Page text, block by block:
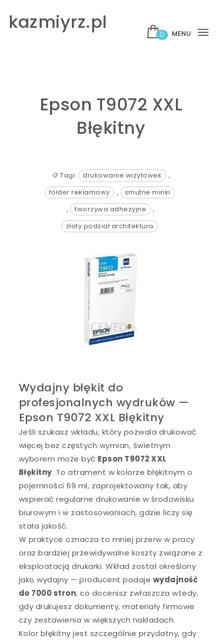
kazmiyrz.pl
0 MENU
Epson T9072 XXL
Błękitny
Tagi: drukowanie wizytowek
,
folder reklamowy
,
smutne minki
, tworzywa adhezyjne
,
złoty podział architektura
Wydajny błękit do
profesjonalnych wydruków —
Epson T9072 XXL Błękitny
Jeśli szukasz wkładu, który pozwala drukować
więcej bez częstych wymian, świetnym
wyborem może być Epson T9072 XXL
Błękitny. To atrament w kolorze błękitnym o
pojemności 69 ml, zaprojektowany tak, aby
wspierać regularne drukowanie w środowisku
biurowym i w zastosowaniach, gdzie liczy się
stała jakość.
W praktyce oznacza to mniej przerw w pracy
oraz bardziej przewidywalne koszty związane z
eksploatacją drukarki. Wkład został określony
jako wydajny — producent podaje wydajność
do 7000 stron, co docenisz zwłaszcza wtedy,
gdy drukujesz dokumenty, materiały firmowe
czy zestawienia w większych nakładach.
Kolor błękitny jest szczególnie przydatny, gdy